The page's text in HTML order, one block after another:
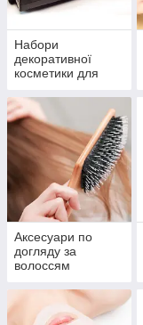
Набори
декоративної
косметики для
Аксесуари по
догляду за
волоссям